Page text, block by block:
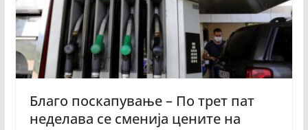
Благо поскапување – По трет пат
неделава се сменија цените на